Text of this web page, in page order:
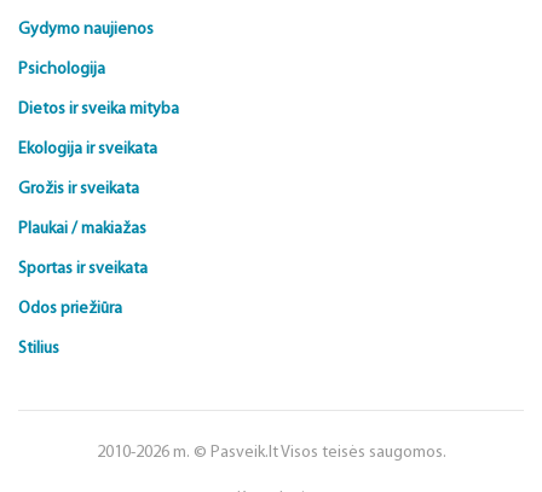
Gydymo naujienos
Psichologija
Dietos ir sveika mityba
Ekologija ir sveikata
Grožis ir sveikata
Plaukai / makiažas
Sportas ir sveikata
Odos priežiūra
Stilius
2010-2026 m. © Pasveik.lt Visos teisės saugomos.